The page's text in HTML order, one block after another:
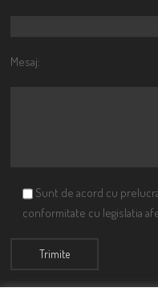
Mesaj:
Sunt de acord cu
conformitate cu legislatia